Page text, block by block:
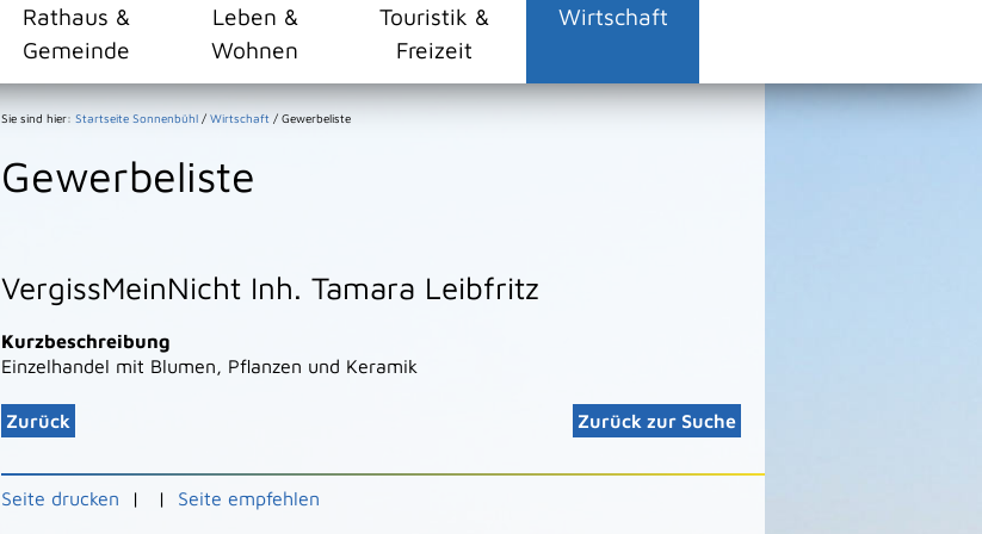
Rathaus &
Gemeinde
Leben &
Wohnen
Touristik &
Freizeit
Wirtschaft
Sie sind hier: Startseite Sonnenbühl / Wirtschaft / Gewerbeliste
Gewerbeliste
VergissMeinNicht Inh. Tamara Leibfritz
Kurzbeschreibung
Einzelhandel mit Blumen, Pflanzen und Keramik
Zurück zur Suche
Zurück
Seite drucken | | Seite empfehlen